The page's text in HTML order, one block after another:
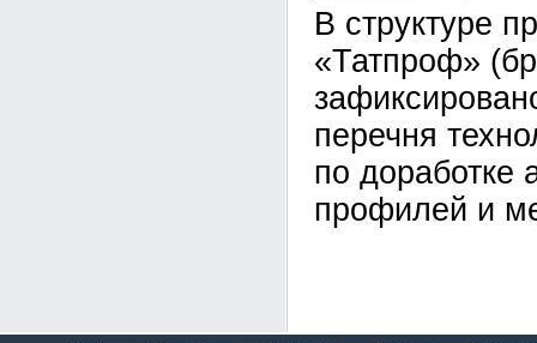
В структуре
«Татпроф»
перечня
по доработке
профилей и